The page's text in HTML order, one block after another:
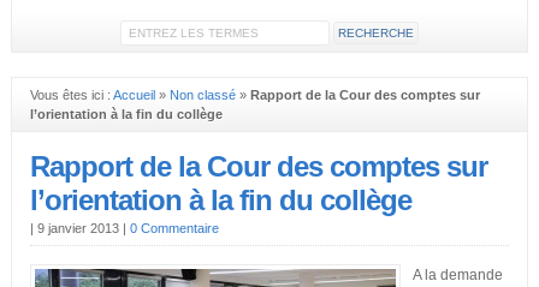
Vous êtes ici : Accueil» Non classé» Rapport de la Cour des comptes sur
l’orientation à la fin du collège
Rapport de la Cour des comptes sur
l’orientation à la fin du collège
| 9 janvier 2013 | 0 Commentaire
A la demande